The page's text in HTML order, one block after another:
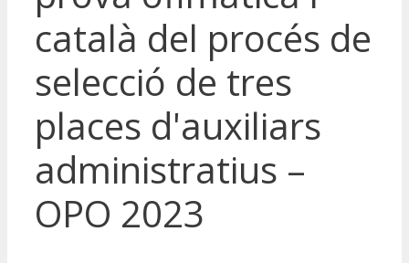
català del procés de
selecció de tres
places d'auxiliars
administratius –
OPO 2023